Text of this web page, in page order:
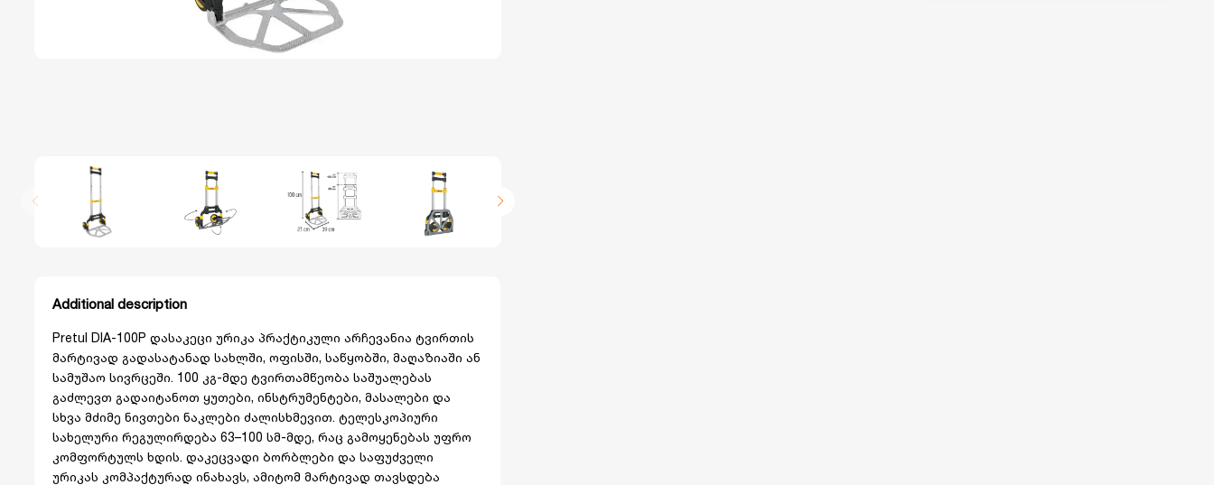
Additional description
Pretul DIA-100P დასაკეცი ურიკა პრაქტიკული არჩევანია ტვირთის
მარტივად გადასატანად სახლში, ოფისში, საწყობში, მაღაზიაში ან
სამუშაო სივრცეში. 100 კგ-მდე ტვირთამწეობა საშუალებას
გაძლევთ გადაიტანოთ ყუთები, ინსტრუმენტები, მასალები და
სხვა მძიმე ნივთები ნაკლები ძალისხმევით. ტელესკოპიური
სახელური რეგულირდება 63–100 სმ-მდე, რაც გამოყენებას უფრო
კომფორტულს ხდის. დაკეცვადი ბორბლები და საფუძველი
ურიკას კომპაქტურად ინახავს, ამიტომ მარტივად თავსდება